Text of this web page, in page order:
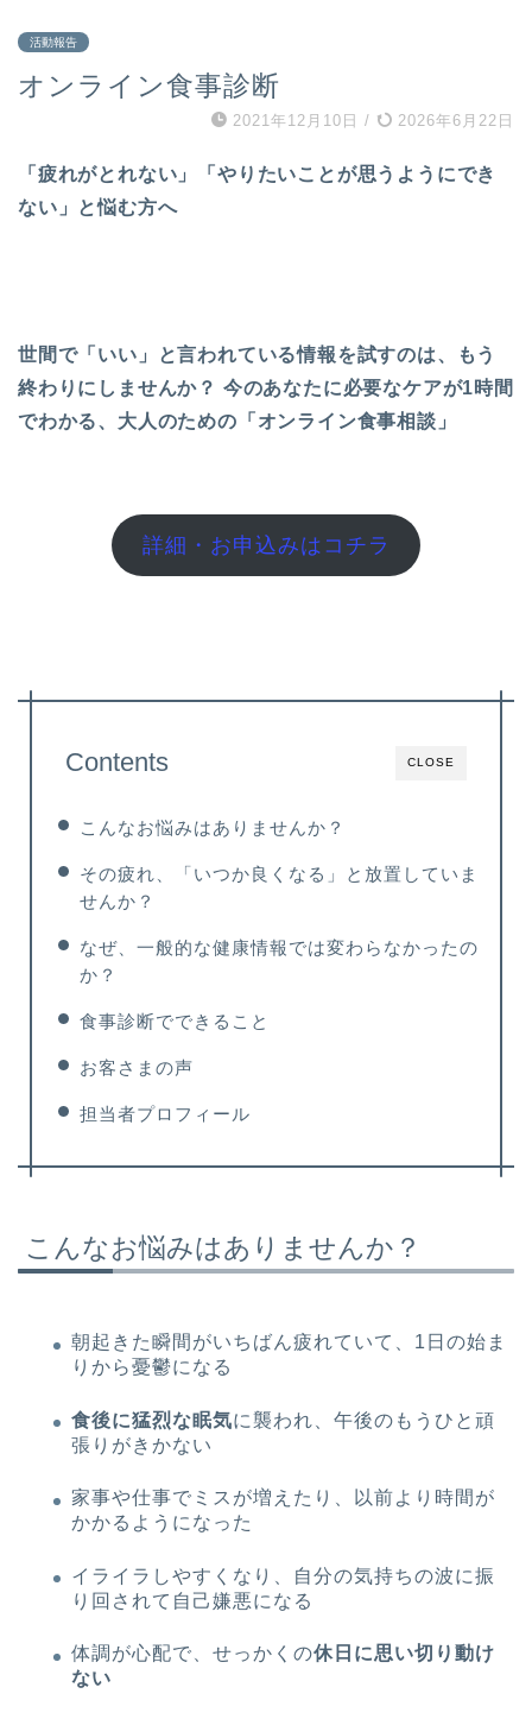
活動報告
オンライン食事診断
2021年12月10日 / 2026年6月22日
「疲れがとれない」「やりたいことが思うようにでき
ない」と悩む方へ
世間で「いい」と言われている情報を試すのは、もう
終わりにしませんか？ 今のあなたに必要なケアが1時間
でわかる、大人のための「オンライン食事相談」
詳細・お申込みはコチラ
CLOSE
Contents
こんなお悩みはありませんか？
その疲れ、「いつか良くなる」と放置していま
せんか？
なぜ、一般的な健康情報では変わらなかったの
か？
食事診断でできること
お客さまの声
担当者プロフィール
こんなお悩みはありませんか？
朝起きた瞬間がいちばん疲れていて、1日の始ま
りから憂鬱になる
食後に猛烈な眠気に襲われ、午後のもうひと頑
張りがきかない
家事や仕事でミスが増えたり、以前より時間が
かかるようになった
イライラしやすくなり、自分の気持ちの波に振
り回されて自己嫌悪になる
体調が心配で、せっかくの休日に思い切り動け
ない